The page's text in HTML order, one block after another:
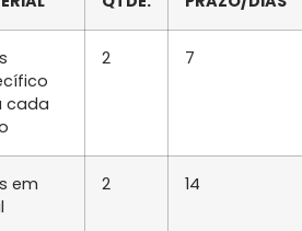
cada
2 7
em
2 14